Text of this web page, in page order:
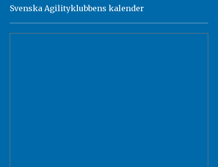
Svenska Agilityklubbens kalender